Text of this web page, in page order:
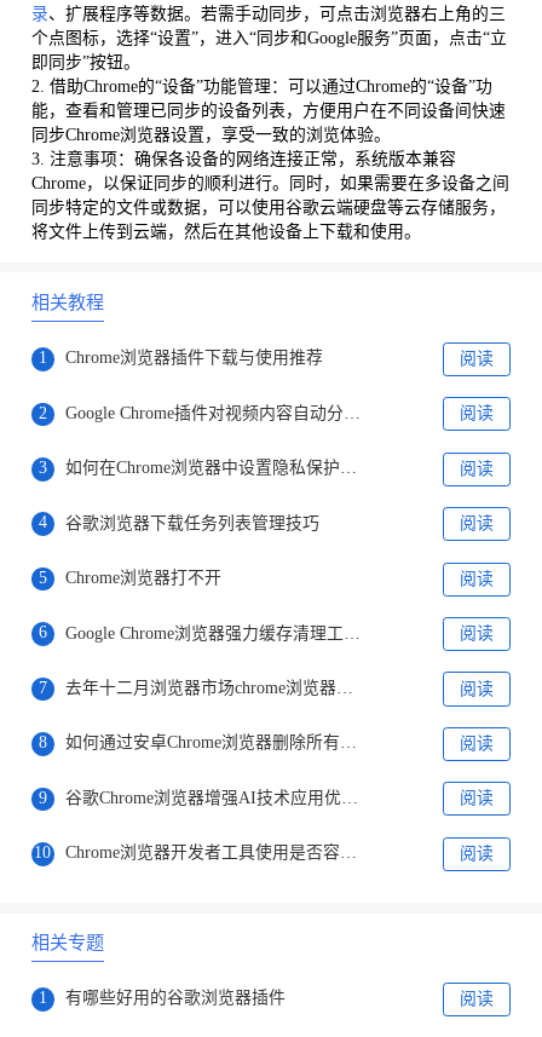
录、扩展程序等数据。若需手动同步，可点击浏览器右上角的三
个点图标，选择“设置”，进入“同步和Google服务”页面，点击“立
即同步”按钮。
2. 借助Chrome的“设备”功能管理：可以通过Chrome的“设备”功
能，查看和管理已同步的设备列表，方便用户在不同设备间快速
同步Chrome浏览器设置，享受一致的浏览体验。
3. 注意事项：确保各设备的网络连接正常，系统版本兼容
Chrome，以保证同步的顺利进行。同时，如果需要在多设备之间
同步特定的文件或数据，可以使用谷歌云端硬盘等云存储服务，
将文件上传到云端，然后在其他设备上下载和使用。
相关教程
1 Chrome浏览器插件下载与使用推荐 阅读
2 阅读
3 如何在Chrome浏览器中设置隐私保护模式 阅读
4 谷歌浏览器下载任务列表管理技巧 阅读
5 Chrome浏览器打不开 阅读
6 阅读
7 去年十二月浏览器市场chrome浏览器稳居第一 阅读
8 如何通过安卓Chrome浏览器删除所有保存的网页密码 阅读
9 谷歌Chrome浏览器增强AI技术应用优化用户互动体验 阅读
10 Chrome浏览器开发者工具使用是否容易上手 阅读
相关专题
1 有哪些好用的谷歌浏览器插件 阅读